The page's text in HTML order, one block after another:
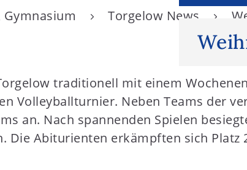
Torgelow News
traditionell mit einem
Volleyballturnier. Neben Teams der
an. Nach spannenden Spielen
Die Abiturienten erkämpften sich Platz